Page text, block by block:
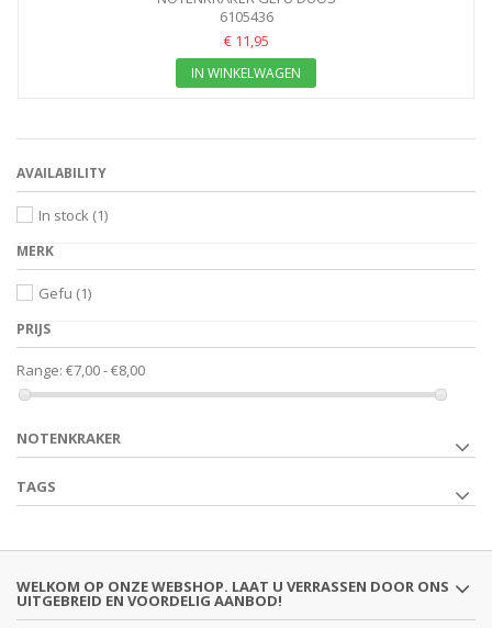
6105436
€ 11,95
IN WINKELWAGEN
AVAILABILITY
In stock (1)
MERK
Gefu (1)
PRIJS
Range: €7,00 - €8,00
NOTENKRAKER
TAGS
WELKOM OP ONZE WEBSHOP. LAAT U VERRASSEN DOOR ONS
UITGEBREID EN VOORDELIG AANBOD!